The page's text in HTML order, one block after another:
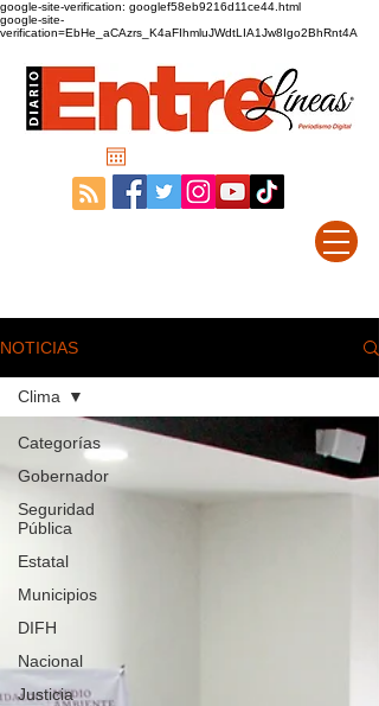
google-site-verification: googlef58eb9216d11ce44.html
google-site-
verification=EbHe_aCAzrs_K4aFIhmluJWdtLIA1Jw8Igo2BhRnt4A
NOTICIAS
Categorías
Gobernador
Seguridad
Pública
Estatal
Municipios
DIFH
Nacional
Justicia
Clima